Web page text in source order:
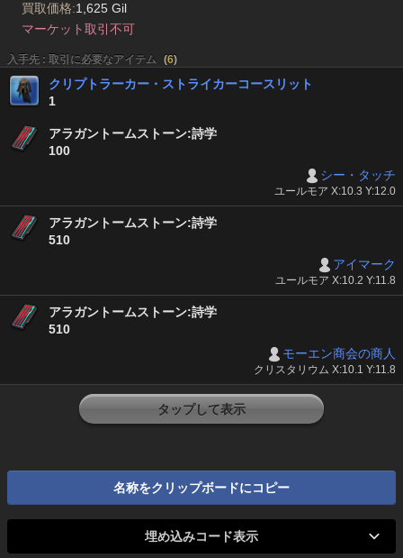
買取価格:1,625 Gil
マーケット取引不可
入手先 : 取引に必要なアイテム (6)
クリプトラーカー・ストライカーコースリット
1
アラガントームストーン:詩学
100
シー・タッチ
ユールモア X:10.3 Y:12.0
アラガントームストーン:詩学
510
アイマーク
ユールモア X:10.2 Y:11.8
アラガントームストーン:詩学
510
モーエン商会の商人
クリスタリウム X:10.1 Y:11.8
タップして表示
名称をクリップボードにコピー
埋め込みコード表示